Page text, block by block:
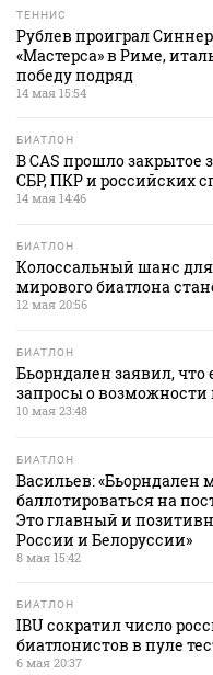
ТЕННИС
Рублев проиграл
«Мастерса» в Риме,
победу подряд
14 мая 15:54
БИАТЛОН
В CAS прошло закрытое
СБР, ПКР и российских
14 мая 14:46
БИАТЛОН
Колоссальный шанс
мирового биатлона
12 мая 20:56
БИАТЛОН
Бьорндален заявил, что
запросы о возможности
10 мая 23:48
БИАТЛОН
Васильев: «Бьорндален
баллотироваться на
Это главный и
России и Белоруссии»
8 мая 15:42
БИАТЛОН
IBU сократил число
биатлонистов в пуле
6 мая 20:37